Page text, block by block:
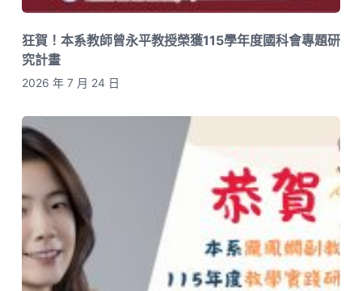
狂賀！本系教師曾永平教授榮獲115學年度國科會專題研
究計畫
2026 年 7 月 24 日